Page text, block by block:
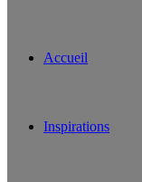
Accueil
Inspirations